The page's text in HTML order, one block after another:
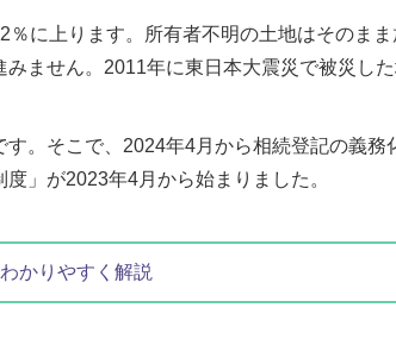
に上ります。所有者不明の土地はそのま
ません。2011年に東日本大震災で被災し
。そこで、2024年4月から相続登記の義
」が2023年4月から始まりました。
かりやすく解説